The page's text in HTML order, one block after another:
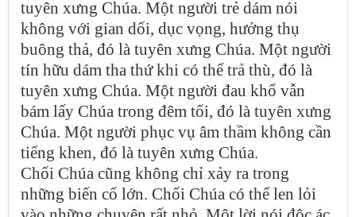
tuyên xưng Chúa. Một người trẻ dám nói
không với gian dối, dục vọng, hưởng thụ
buông thả, đó là tuyên xưng Chúa. Một người
tín hữu dám tha thứ khi có thể trả thù, đó là
tuyên xưng Chúa. Một người đau khổ vẫn
bám lấy Chúa trong đêm tối, đó là tuyên xưng
Chúa. Một người phục vụ âm thầm không cần
tiếng khen, đó là tuyên xưng Chúa.
Chối Chúa cũng không chỉ xảy ra trong
những biến cố lớn. Chối Chúa có thể len lỏi